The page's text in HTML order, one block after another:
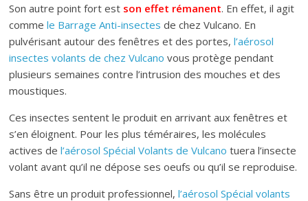
Son autre point fort est son effet rémanent. En effet, il agit
commele Barrage Anti-insectesde chez Vulcano. En
pulvérisant autour des fenêtres et des portes,l’aérosol
insectes volants de chez Vulcano vous protège pendant
plusieurs semaines contre l’intrusion des mouches et des
moustiques.
Ces insectes sentent le produit en arrivant aux fenêtres et
s’en éloignent. Pour les plus téméraires, les molécules
actives del’aérosol Spécial Volants de Vulcanotuera l’insecte
volant avant qu’il ne dépose ses oeufs ou qu’il se reproduise.
Sans être un produit professionnel,l’aérosol Spécial volants